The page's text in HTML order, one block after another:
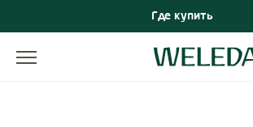
Где купить